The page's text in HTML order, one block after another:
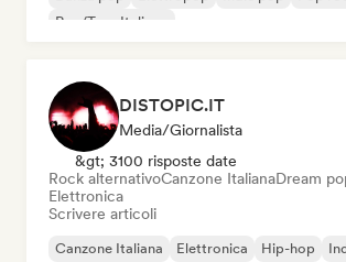
Rap/Trap Italiano
DISTOPIC.IT
Media/Giornalista
&gt; 3100 risposte date
Rock alternativoCanzone ItalianaDream
Elettronica
Scrivere articoli
Canzone Italiana Elettronica Hip-hop